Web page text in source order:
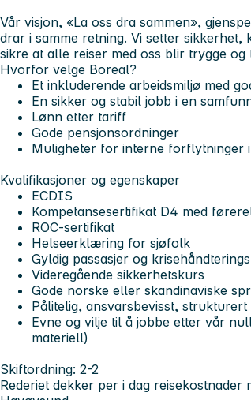
Vår visjon, «La oss dra sammen»,
drar i samme retning. Vi setter
sikre at alle reiser med oss blir trygge og
Hvorfor velge Boreal?
Et inkluderende arbeidsmiljø med
En sikker og stabil jobb i en
Lønn etter tariff
Gode pensjonsordninger
Muligheter for interne forflytninger
Kvalifikasjoner og egenskaper
ECDIS
Kompetansesertifikat D4 med
ROC-sertifikat
Helseerklæring for sjøfolk
Gyldig passasjer og
Videregående sikkerhetskurs
Gode norske eller skandinaviske
Pålitelig, ansvarsbevisst,
Evne og vilje til å jobbe etter vår
materiell)
Skiftordning: 2-2
Rederiet dekker per i dag